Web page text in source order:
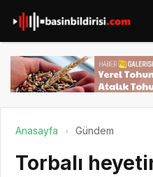
Anasayfa Gündem
Torbalı